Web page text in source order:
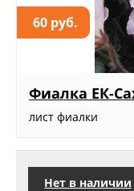
60 руб.
Фиалка ЕК-
лист фиалки
Нет в наличии